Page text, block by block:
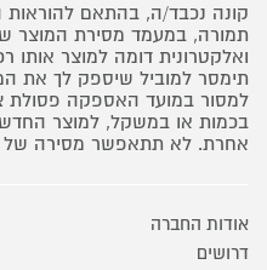
קונה נכבד/ה, בהתאם
תמורה, במעמד מסירת המוצר
ואלקטרונית דומה למוצר
תימסר למוביל שיספק לך את
למסור במועד האספקה פסולת
בכמות או במשקל, למוצר
אחרת. לא תתאפשר מסירה של
אודות החברה
דרושים